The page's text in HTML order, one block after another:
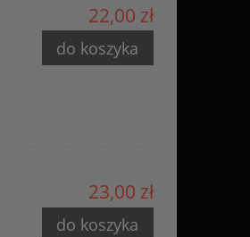
22,00 zł
do koszyka
23,00 zł
do koszyka